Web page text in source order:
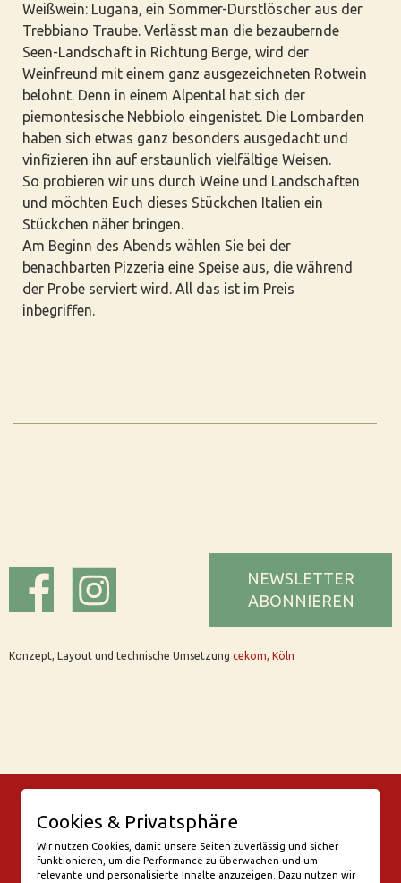
Weißwein: Lugana, ein Sommer-Durstlöscher aus der
Trebbiano Traube. Verlässt man die bezaubernde
Seen-Landschaft in Richtung Berge, wird der
Weinfreund mit einem ganz ausgezeichneten Rotwein
belohnt. Denn in einem Alpental hat sich der
piemontesische Nebbiolo eingenistet. Die Lombarden
haben sich etwas ganz besonders ausgedacht und
vinfizieren ihn auf erstaunlich vielfältige Weisen.
So probieren wir uns durch Weine und Landschaften
und möchten Euch dieses Stückchen Italien ein
Stückchen näher bringen.
Am Beginn des Abends wählen Sie bei der
benachbarten Pizzeria eine Speise aus, die während
der Probe serviert wird. All das ist im Preis
inbegriffen.
Konzept, Layout und technische Umsetzung cekom, Köln
NEWSLETTER
ABONNIEREN
Friesenwall 58
50672 Köln
valentine@bar-rix.de
Cookies & Privatsphäre
Wir nutzen Cookies, damit unsere Seiten zuverlässig und sicher
funktionieren, um die Performance zu überwachen und um
relevante und personalisierte Inhalte anzuzeigen. Dazu nutzen wir